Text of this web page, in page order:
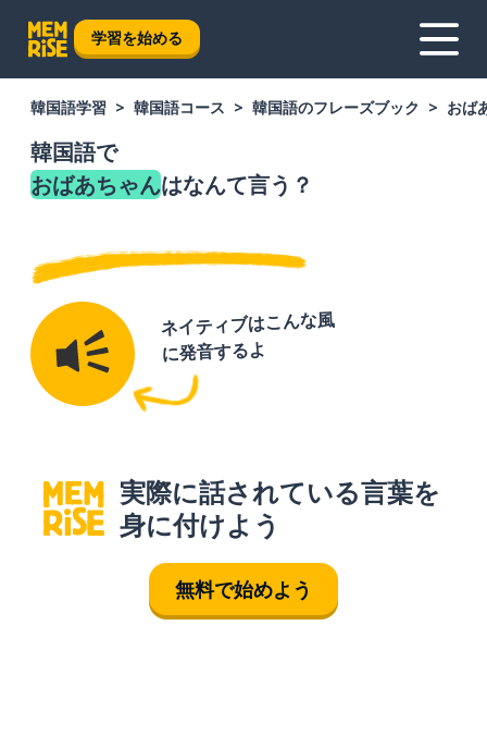
学習を始める
韓国語学習 韓国語コース 韓国語のフレーズブック おば
韓国語で
おばあちゃんはなんて言う？
ネイティブはこんな風
に発音するよ
実際に話されている言葉を
身に付けよう
無料で始めよう